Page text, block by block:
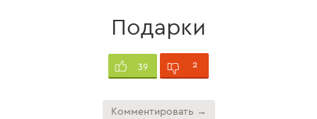
Подарки
39 2
Комментировать →